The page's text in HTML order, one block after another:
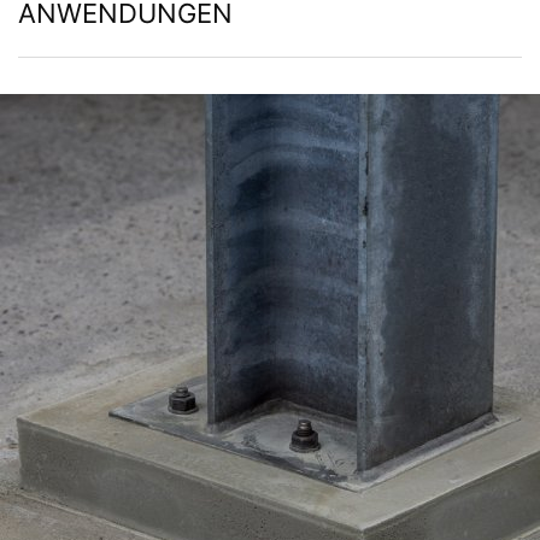
ANWENDUNGEN
aushändigen zu lassen. Sofern Sie die direkte
Verantwortlichen verlangen, erfolgt dies nur, soweit es
Recht zur Auskunft, Berichtigung, Löschung,
Sie sind gemäß Art. 15 DSGVO jederzeit berechtigt
gegenüber MC-Bauchemie um umfangreiche
Auskunftserteilung zu den zu Ihrer Person
gespeicherten Daten zu ersuchen. Gemäß Art. 17
DSGVO können Sie jederzeit von uns die Berichtigung,
Löschung und Sperrung einzelner personenbezogener
Daten verlangen.